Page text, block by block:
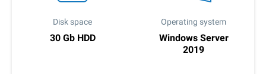
Disk space
30 Gb HDD
Operating system
Windows Server
2019